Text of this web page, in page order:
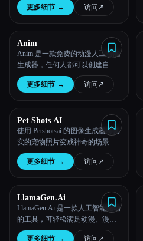
以设计为中心的产品的风险工作
更多细节 → 访问 ↗︎
Anim
Anim 是一款免费的动漫人工智能
生成器，任何人都可以创建自己
的 AI 动漫艺术。使用我们的 AI
工具可以轻松生成精美的动漫艺
更多细节 → 访问 ↗︎
Pet Shots AI
使用 Petshotsai 的图像生成器将真
实的宠物照片变成神奇的场景
更多细节 → 访问 ↗︎
LlamaGen.Ai
LlamaGen.Ai 是一款人工智能驱动
的工具，可轻松满足动漫、漫画
和游戏的创作。它提供多种功
更多细节 → 访问 ↗︎